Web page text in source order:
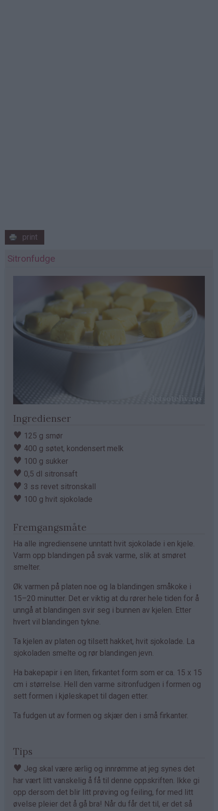
print
Sitronfudge
Ingredienser
♥ 125 g smør
♥ 400 g søtet, kondensert melk
♥ 100 g sukker
♥ 0,5 dl sitronsaft
♥ 3 ss revet sitronskall
♥ 100 g hvit sjokolade
Fremgangsmåte
Ha alle ingrediensene unntatt hvit sjokolade i en kjele.
Varm opp blandingen på svak varme, slik at smøret
smelter.
Øk varmen på platen noe og la blandingen småkoke i
15–20 minutter. Det er viktig at du rører hele tiden for å
unngå at blandingen svir seg i bunnen av kjelen. Etter
hvert vil blandingen tykne.
Ta kjelen av platen og tilsett hakket, hvit sjokolade. La
sjokoladen smelte og rør blandingen jevn.
Ha bakepapir i en liten, firkantet form som er ca. 15 x 15
cm i størrelse. Hell den varme sitronfudgen i formen og
sett formen i kjøleskapet til dagen etter.
Ta fudgen ut av formen og skjær den i små firkanter.
Tips
♥ Jeg skal være ærlig og innrømme at jeg synes det
har vært litt vanskelig å få til denne oppskriften. Ikke gi
opp dersom det blir litt prøving og feiling, for med litt
øvelse pleier det å gå bra! Når du får det til, er det så